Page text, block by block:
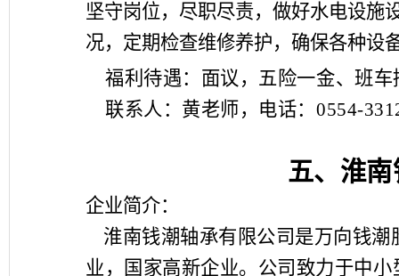
坚守岗位，尽职尽责，做好水电设施
况，定期检查维修养护，确保各种设
福利待遇：面议，五险一金、班
联系人：黄老师，电话：0554-
五、淮
企业简介：
淮南钱潮轴承有限公司是万向钱
业，国家高新企业。公司致力于中